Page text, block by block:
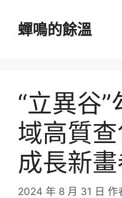
蟬鳴的餘溫
“立異谷
域高質
成長新
2024 年 8 月 31 日 作